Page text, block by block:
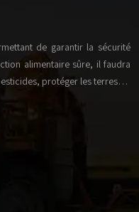
de garantir la sécurité
alimentaire sûre, il faudra
protéger les terres…